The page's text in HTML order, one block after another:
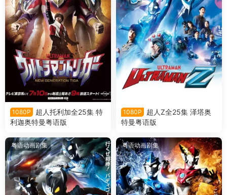
1080P
超人托利加全25集 特
利迦奥特曼粤语版
1080P
超人Z全25集 泽塔奥
特曼粤语版
粤语动画剧集 粤语动画剧集